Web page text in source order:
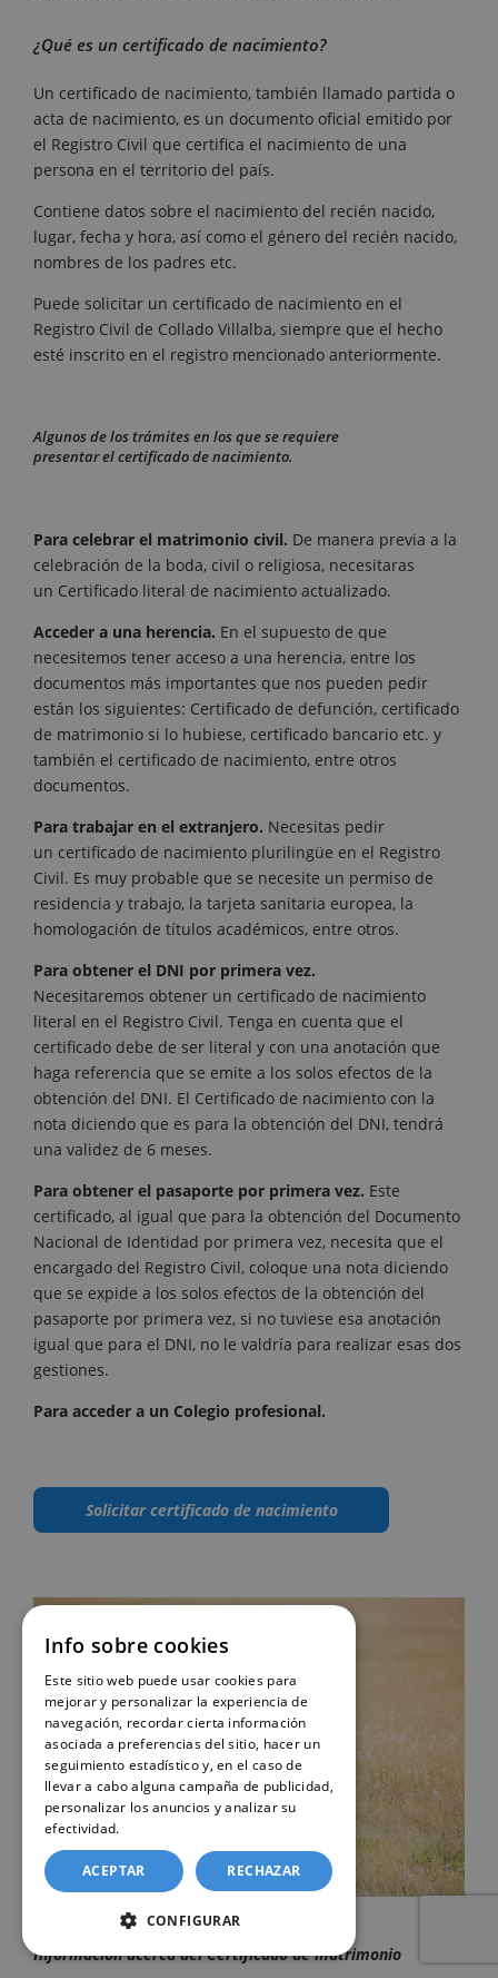
¿Qué es un certificado de nacimiento?
Un certificado de nacimiento, también llamado partida o
acta de nacimiento, es un documento oficial emitido por
el Registro Civil que certifica el nacimiento de una
persona en el territorio del país.
Contiene datos sobre el nacimiento del recién nacido,
lugar, fecha y hora, así como el género del recién nacido,
nombres de los padres etc.
Puede solicitar un certificado de nacimiento en el
Registro Civil de Collado Villalba, siempre que el hecho
esté inscrito en el registro mencionado anteriormente.
Algunos de los trámites en los que se requiere
presentar el certificado de nacimiento.
Para celebrar el matrimonio civil. De manera previa a la
celebración de la boda, civil o religiosa, necesitaras
un Certificado literal de nacimiento actualizado.
Acceder a una herencia. En el supuesto de que
necesitemos tener acceso a una herencia, entre los
documentos más importantes que nos pueden pedir
están los siguientes: Certificado de defunción, certificado
de matrimonio si lo hubiese, certificado bancario etc. y
también el certificado de nacimiento, entre otros
documentos.
Para trabajar en el extranjero. Necesitas pedir
un certificado de nacimiento plurilingüe en el Registro
Civil. Es muy probable que se necesite un permiso de
residencia y trabajo, la tarjeta sanitaria europea, la
homologación de títulos académicos, entre otros.
Para obtener el DNI por primera vez.
Necesitaremos obtener un certificado de nacimiento
literal en el Registro Civil. Tenga en cuenta que el
certificado debe de ser literal y con una anotación que
haga referencia que se emite a los solos efectos de la
obtención del DNI. El Certificado de nacimiento con la
nota diciendo que es para la obtención del DNI, tendrá
una validez de 6 meses.
Para obtener el pasaporte por primera vez. Este
certificado, al igual que para la obtención del Documento
Nacional de Identidad por primera vez, necesita que el
encargado del Registro Civil, coloque una nota diciendo
que se expide a los solos efectos de la obtención del
pasaporte por primera vez, si no tuviese esa anotación
igual que para el DNI, no le valdría para realizar esas dos
gestiones.
Para acceder a un Colegio profesional.
Solicitar certificado de nacimiento
Información acerca del Certificado de matrimonio
Info sobre cookies
Este sitio web puede usar cookies para
mejorar y personalizar la experiencia de
navegación, recordar cierta información
asociada a preferencias del sitio, hacer un
seguimiento estadístico y, en el caso de
llevar a cabo alguna campaña de publicidad,
personalizar los anuncios y analizar su
efectividad.
ACEPTAR RECHAZAR
CONFIGURAR